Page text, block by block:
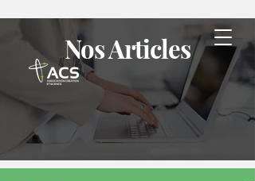
Nos Articles